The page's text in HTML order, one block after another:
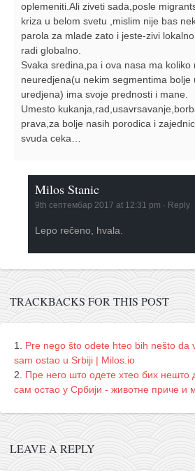
oplemeniti.Ali ziveti sada,posle
kriza u belom svetu ,mislim nije bas
parola za mlade zato i jeste-zivi
radi globalno.
Svaka sredina,pa i ova nasa ma koliko
neuredjena(u nekim segmentima bolje
uredjena) ima svoje prednosti i mane.
Umesto
prava,za bolje nasih porodica i
svuda ceka…
Milos Stanic
9th септембар 2017 at 12:31 pm · Reply
Lepo rečeno, hvala.
TRACKBACKS FOR THIS POST
Pre nego što odete hteo bih nešto da
sam ostao u Srbiji | Milos.io
Пре него што одете хтео бих
сам остао у Србији - животне приче и
LEAVE A REPLY